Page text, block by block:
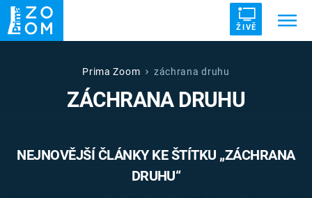
ŽIVĚ
ZRÁDCI UFO DRUHÁ SVĚTOVÁ VÁLKA
VETŘELCI DÁVNOVĚKU
Prima Zoom záchrana druhu
ZÁCHRANA DRUHU
NEJNOVĚJŠÍ ČLÁNKY KE ŠTÍTKU „ZÁCHRANA
DRUHU“